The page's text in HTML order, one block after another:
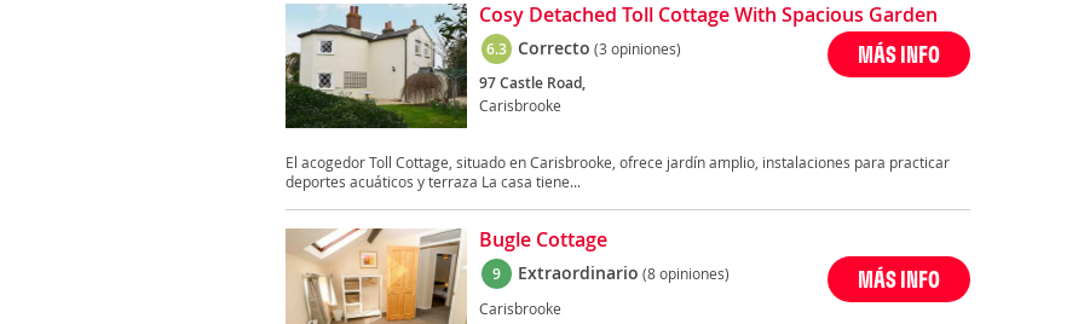
Cosy Detached Toll Cottage With Spacious Garden
6.3 Correcto (3 opiniones)
97 Castle Road,
Carisbrooke
MÁS INFO
El acogedor Toll Cottage, situado en Carisbrooke, ofrece jardín amplio, instalaciones para practicar
deportes acuáticos y terraza La casa tiene...
Bugle Cottage
9 Extraordinario (8 opiniones)
Carisbrooke
MÁS INFO